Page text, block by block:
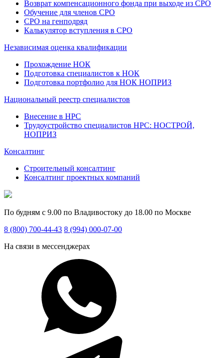
Возврат компенсационного фонда при выходе из СРО
Обучение для членов СРО
СРО на генподряд
Калькулятор вступления в СРО
Независимая оценка квалификации
Прохождение НОК
Подготовка специалистов к НОК
Подготовка портфолио для НОК НОПРИЗ
Национальный реестр специалистов
Внесение в НРС
Трудоустройство специалистов НРС: НОСТРОЙ,
НОПРИЗ
Консалтинг
Строительный консалтинг
Консалтинг проектных компаний
По будням с 9.00 по Владивостоку до 18.00 по Москве
8 (800) 700-44-43 8 (994) 000-07-00
На связи в мессенджерах